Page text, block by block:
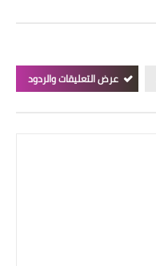
عرض التعليقات والردود